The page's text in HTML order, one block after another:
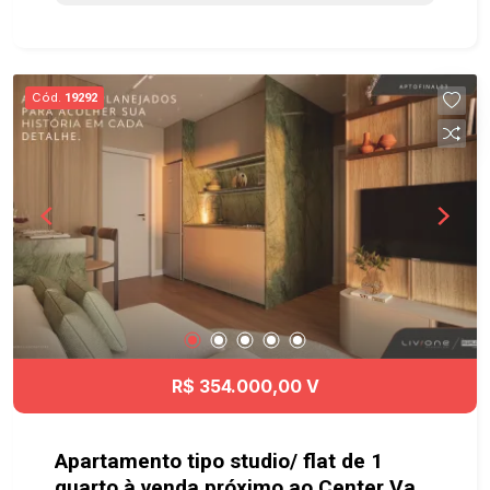
Localizado no novo e mais valorizado lado de
Caçapava, o Santa Monica tem fácil acesso à
Dutra e a Rodovia Carvalho Pinto, além de ficar
próximo à clínica médica, supermercado e posto
de gasolina. Ainda, conta com um Mall com 7
lojas para sua comodidade. Agende já sua visita!!
#imobiliaria #geraçãoimóveis #terrenovenda
#terrenovendaCaçapava #Caçapava
Cód. 19292
R$ 354.000,00 V
Apartamento tipo studio/ flat de 1